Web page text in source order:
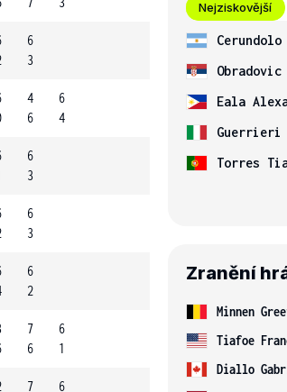
6
3
4
6
6
4
6
3
6
3
6
2
7
6
6
1
7 6
Nejziskovější
Cerundolo
Obradovic
Eala
Guerrieri
Torres
Zranění
Minnen
Tiafoe
Diallo